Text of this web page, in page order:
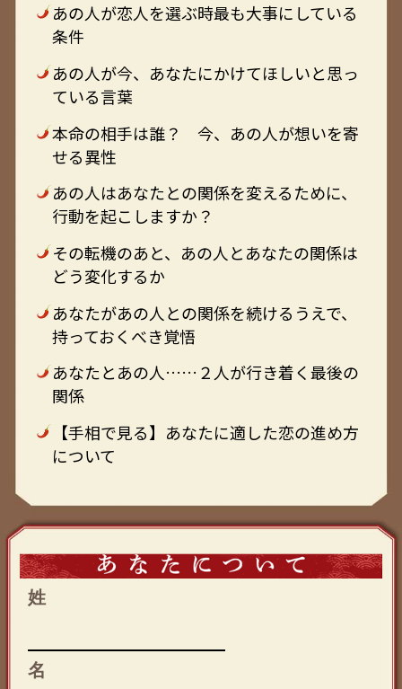
あの人が恋人を選ぶ時最も大事にしている
条件
あの人が今、あなたにかけてほしいと思っ
ている言葉
本命の相手は誰？ 今、あの人が想いを寄
せる異性
あの人はあなたとの関係を変えるために、
行動を起こしますか？
その転機のあと、あの人とあなたの関係は
どう変化するか
あなたがあの人との関係を続けるうえで、
持っておくべき覚悟
あなたとあの人……２人が行き着く最後の
関係
【手相で見る】あなたに適した恋の進め方
について
姓
名